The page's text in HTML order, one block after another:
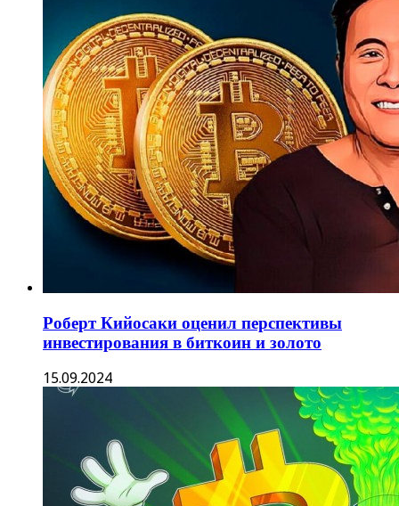
Роберт Кийосаки оценил перспективы
инвестирования в биткоин и золото
15.09.2024